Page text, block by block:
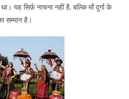
यह सिर्फ़ नाचना नहीं है, बल्कि माँ दुर्गा के
सम्मान है।